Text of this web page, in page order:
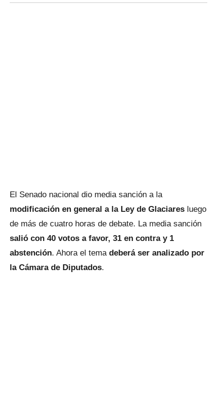
El Senado nacional dio media sanción a la
modificación en general a la Ley de Glaciares luego
de más de cuatro horas de debate. La media sanción
salió con 40 votos a favor, 31 en contra y 1
abstención. Ahora el tema deberá ser analizado por
la Cámara de Diputados.